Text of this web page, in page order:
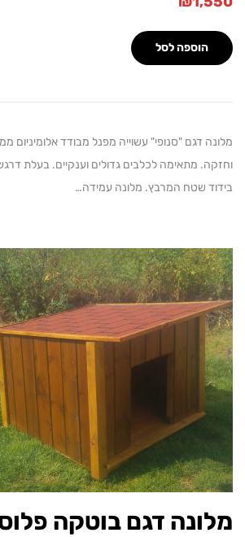
הוספה לסל
דגם "סנופי" עשוייה מפנל מבודד אלומיניום ממוחזר.
מתאימה לכלבים גדולים וענקיים. בעלת דרגש עץ
שטח המרבץ. מלונה עמידה…
דגם בוטקה פלוס